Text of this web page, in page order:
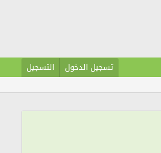
تسجيل الدخول التسجيل